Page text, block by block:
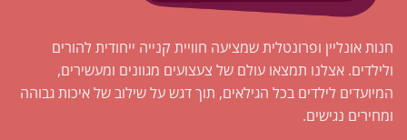
חנות אונליין ופרונטלית שמציעה חוויית קנייה ייחודית להורים
ולילדים. אצלנו תמצאו עולם של צעצועים מגוונים ומעשירים,
המיועדים לילדים בכל הגילאים, תוך דגש על שילוב של איכות גבוהה
ומחירים נגישים.